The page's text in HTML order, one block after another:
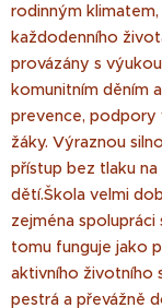
rodinným
každodenního
provázány s
komunitním děním
prevence, podpory
žáky. Výraznou
přístup bez tlaku
dětí.Škola velmi
zejména
tomu funguje jako
aktivního životního
pestrá a převážně